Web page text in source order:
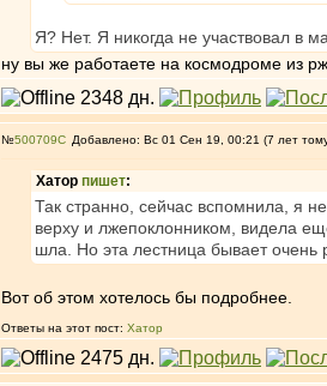
Я? Нет. Я никогда не участвовал в
ну вы же работаете на космодроме из
№500709 Добавлено: Вс 01 Сен 19, 00:21 (7 лет
Хатор пишет:
Так странно, сейчас вспомнила, я
верху и лжепоклонником, видела
шла. Но эта лестница бывает очень
Вот об этом хотелось бы подробнее.
Ответы на этот пост: Хатор